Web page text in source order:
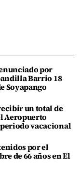
por
Barrio 18
Soyapango
un total de
Aeropuerto
vacacional
por el
de 66 años en El